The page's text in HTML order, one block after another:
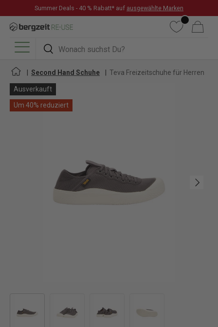
DIREKT ZUM INHALT
Summer Deals - 40 % Rabatt* auf ausgewählte Marken
Suchen
Suchen
WunschlisteWarenkorb
Menü
Second Hand Schuhe Teva Freizeitschuhe für Herren
Ausverkauft
Um 40% reduziert
Nächste